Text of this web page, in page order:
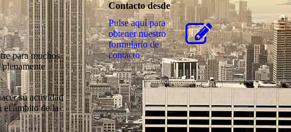
para muchos
su actividad
el ámbito de la
Contacto desde
Pulse aquí para
obtener nuestro
formulario de
contacto